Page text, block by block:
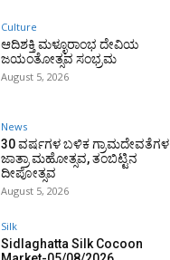
Culture
ಆದಿಶಕ್ತಿ ಮಳ್ಳೂರಾಂಭ ದೇವಿಯ
ಜಯಂತೋತ್ಸವ ಸಂಭ್ರಮ
August 5, 2026
News
30 ವರ್ಷಗಳ ಬಳಿಕ ಗ್ರಾಮದೇವತೆಗಳ
ಜಾತ್ರಾ ಮಹೋತ್ಸವ, ತಂಬಿಟ್ಟಿನ
ದೀಪೋತ್ಸವ
August 5, 2026
Silk
Sidlaghatta Silk Cocoon